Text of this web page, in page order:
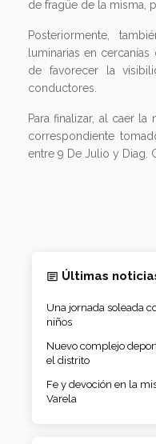
de fragüe de la misma,
Posteriormente,
luminarias en
de favorecer la
conductores.
Para finalizar, al caer
correspondiente
entre 9 De Julio y Diag.
Últimas
Una jornada soleada
niños
Nuevo complejo
el distrito
Fe y devoción en la
Varela